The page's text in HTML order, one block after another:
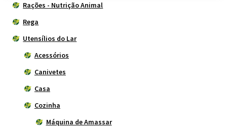
Rações - Nutrição Animal
Rega
Utensílios do Lar
Acessórios
Canivetes
Casa
Cozinha
Máquina de Amassar